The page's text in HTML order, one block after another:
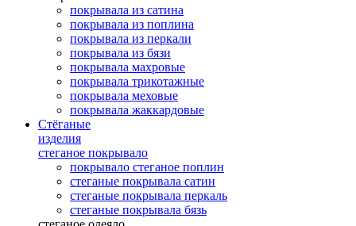
покрывала из сатина
покрывала из поплина
покрывала из перкали
покрывала из бязи
покрывала махровые
покрывала трикотажные
покрывала меховые
покрывала жаккардовые
Стёганые
изделия
стеганое покрывало
покрывало стеганое поплин
стеганые покрывала сатин
стеганые покрывала перкаль
стеганые покрывала бязь